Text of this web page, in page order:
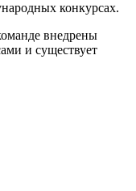
конкурсах.
внедрены
и существует